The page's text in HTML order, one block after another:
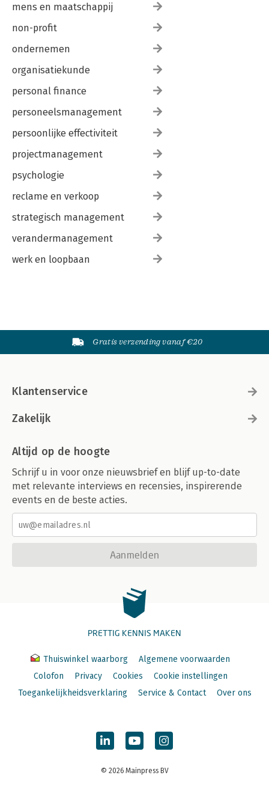
mens en maatschappij
non-profit
ondernemen
organisatiekunde
personal finance
personeelsmanagement
persoonlijke effectiviteit
projectmanagement
psychologie
reclame en verkoop
strategisch management
verandermanagement
werk en loopbaan
Gratis verzending vanaf €20
Klantenservice
Zakelijk
Altijd op de hoogte
Schrijf u in voor onze nieuwsbrief en blijf up-to-date
met relevante interviews en recensies, inspirerende
events en de beste acties.
Aanmelden
PRETTIG KENNIS MAKEN
Thuiswinkel waarborg
Algemene voorwaarden
Colofon
Privacy Cookies
Cookie instellingen
Toegankelijkheidsverklaring
Service & Contact Over ons
© 2026 Mainpress BV